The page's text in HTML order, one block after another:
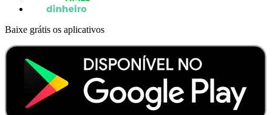
Baixe grátis os aplicativos